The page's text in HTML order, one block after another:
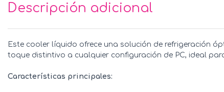
Descripción adicional
Este cooler líquido ofrece una solución de refrigeración
toque distintivo a cualquier configuración de PC, ideal
Características principales: